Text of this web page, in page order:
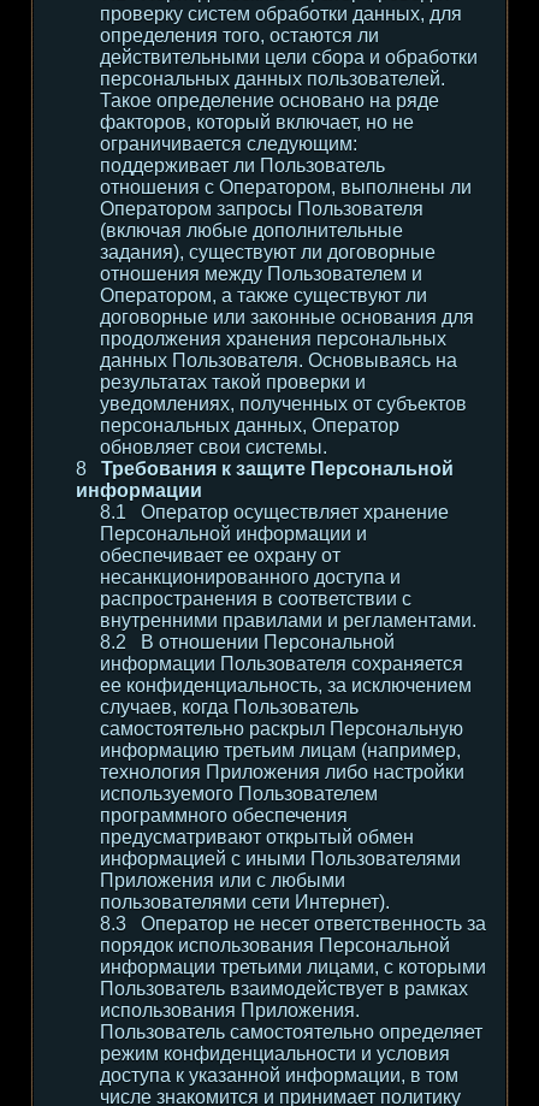
проверку систем обработки данных, для
определения того, остаются ли
действительными цели сбора и обработки
персональных данных пользователей.
Такое определение основано на ряде
факторов, который включает, но не
ограничивается следующим:
поддерживает ли Пользователь
отношения с Оператором, выполнены ли
Оператором запросы Пользователя
(включая любые дополнительные
задания), существуют ли договорные
отношения между Пользователем и
Оператором, а также существуют ли
договорные или законные основания для
продолжения хранения персональных
данных Пользователя. Основываясь на
результатах такой проверки и
уведомлениях, полученных от субъектов
персональных данных, Оператор
обновляет свои системы.
Требования к защите Персональной
информации
Оператор осуществляет хранение
Персональной информации и
обеспечивает ее охрану от
несанкционированного доступа и
распространения в соответствии с
внутренними правилами и регламентами.
В отношении Персональной
информации Пользователя сохраняется
ее конфиденциальность, за исключением
случаев, когда Пользователь
самостоятельно раскрыл Персональную
информацию третьим лицам (например,
технология Приложения либо настройки
используемого Пользователем
программного обеспечения
предусматривают открытый обмен
информацией с иными Пользователями
Приложения или с любыми
пользователями сети Интернет).
Оператор не несет ответственность за
порядок использования Персональной
информации третьими лицами, с которыми
Пользователь взаимодействует в рамках
использования Приложения.
Пользователь самостоятельно определяет
режим конфиденциальности и условия
доступа к указанной информации, в том
числе знакомится и принимает политику